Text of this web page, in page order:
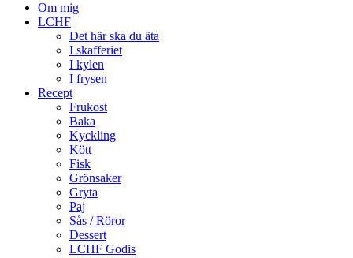
Om mig
LCHF
Det här ska du äta
I skafferiet
I kylen
I frysen
Recept
Frukost
Baka
Kyckling
Kött
Fisk
Grönsaker
Gryta
Paj
Sås / Röror
Dessert
LCHF Godis